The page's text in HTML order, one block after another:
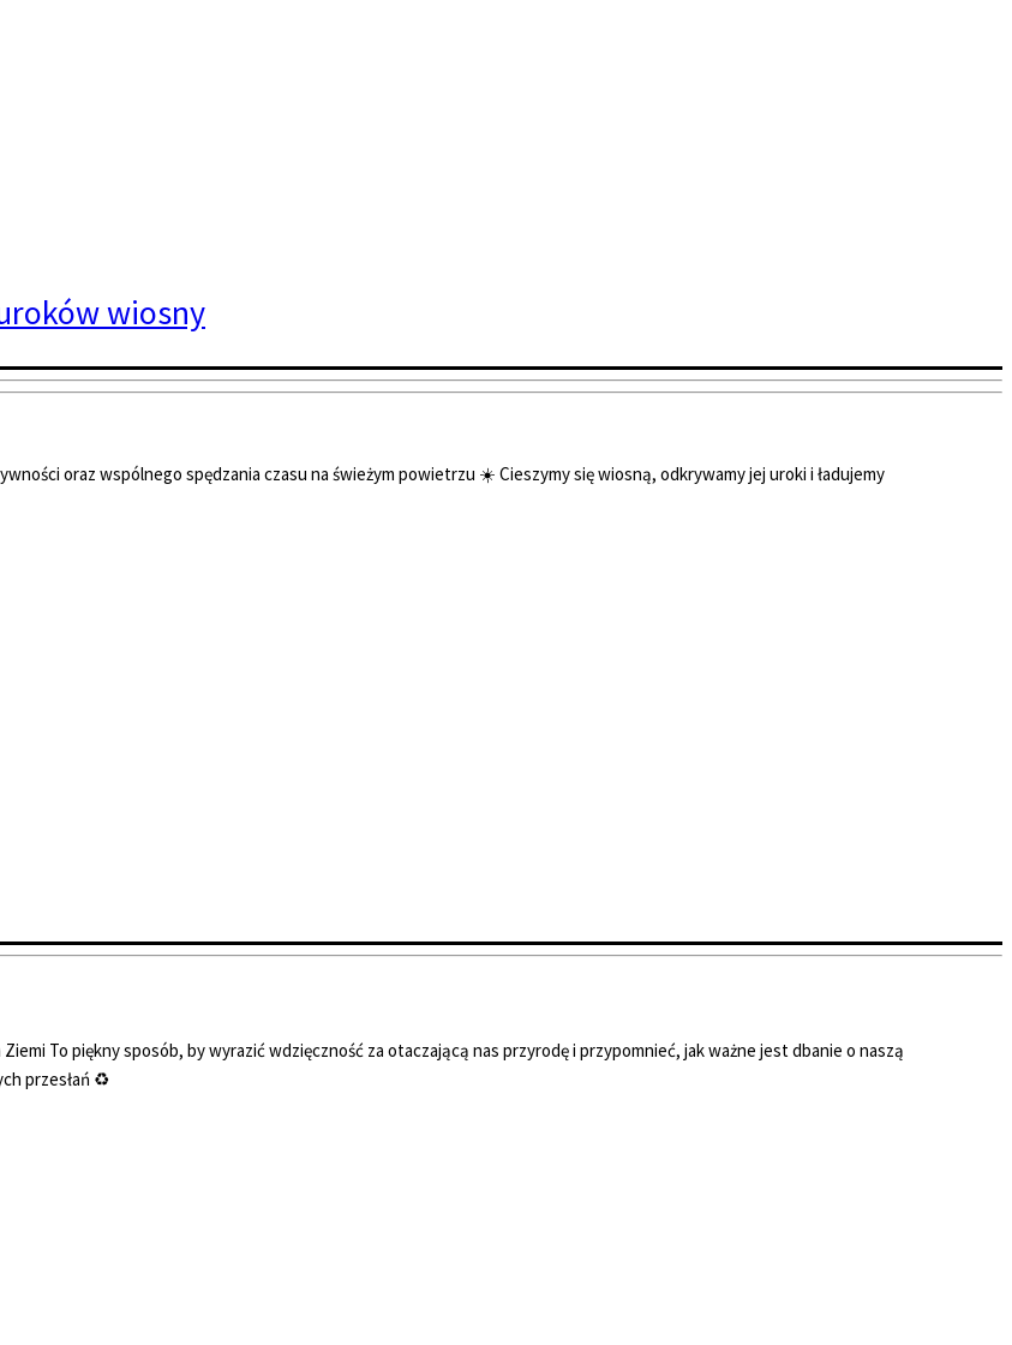
oraz wspólnego spędzania czasu na świeżym powietrzu ☀️ Cieszymy się wiosną, odkrywamy jej uroki i ładujemy
wiosny
To piękny sposób, by wyrazić wdzięczność za otaczającą nas przyrodę i przypomnieć, jak ważne jest dbanie o naszą
przesłań ♻️